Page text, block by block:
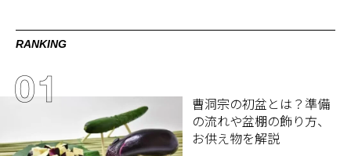
RANKING
曹洞宗の初盆とは？準備
の流れや盆棚の飾り方、
お供え物を解説